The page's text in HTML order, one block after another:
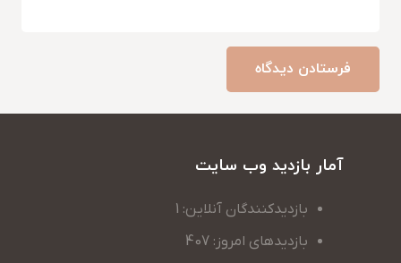
فرستادن دیدگاه
آمار بازدید وب سایت
بازدیدکنندگان آنلاین: 1
بازدیدهای امروز: 407